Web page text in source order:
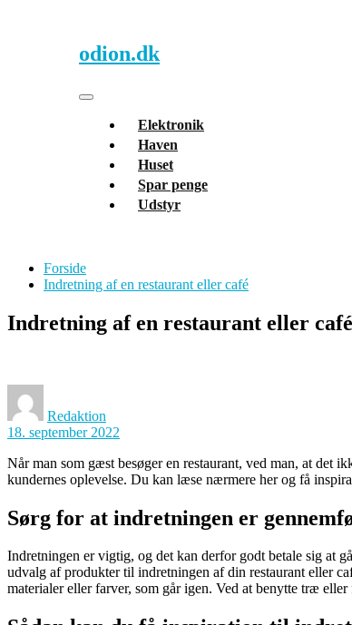
odion.dk
Toggle navigation
Elektronik
Haven
Huset
Spar penge
Udstyr
Forside
Indretning af en restaurant eller café
Indretning af en restaurant eller café
Redaktion
18. september 2022
Når man som gæst besøger en restaurant, ved man, at det
kundernes oplevelse. Du kan læse nærmere her og få
Sørg for at indretningen er
Indretningen er vigtig, og det kan derfor godt betale sig at
udvalg af produkter til indretningen af din restaurant eller
materialer eller farver, som går igen. Ved at benytte træ